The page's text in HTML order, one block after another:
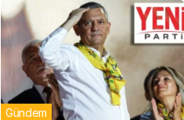
Gündem